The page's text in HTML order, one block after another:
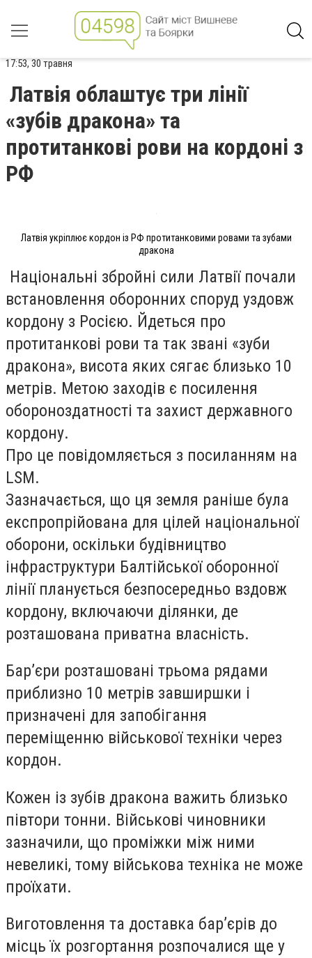
17:53, 30 травня
Латвія облаштує три лінії
«зубів дракона» та
протитанкові рови на кордоні з
РФ
Латвія укріплює кордон із РФ протитанковими ровами та зубами
дракона
Національні збройні сили Латвії почали
встановлення оборонних споруд уздовж
кордону з Росією. Йдеться про
протитанкові рови та так звані «зуби
дракона», висота яких сягає близько 10
метрів. Метою заходів є посилення
обороноздатності та захист державного
кордону.
Про це повідомляється з посиланням на
LSM.
Зазначається, що ця земля раніше була
експропрійована для цілей національної
оборони, оскільки будівництво
інфраструктури Балтійської оборонної
лінії планується безпосередньо вздовж
кордону, включаючи ділянки, де
розташована приватна власність.
Бар’єри розташовані трьома рядами
приблизно 10 метрів завширшки і
призначені для запобігання
переміщенню військової техніки через
кордон.
Кожен із зубів дракона важить близько
півтори тонни. Військові чиновники
зазначили, що проміжки між ними
невеликі, тому військова техніка не може
проїхати.
Виготовлення та доставка бар’єрів до
місць їх розгортання розпочалися ще у